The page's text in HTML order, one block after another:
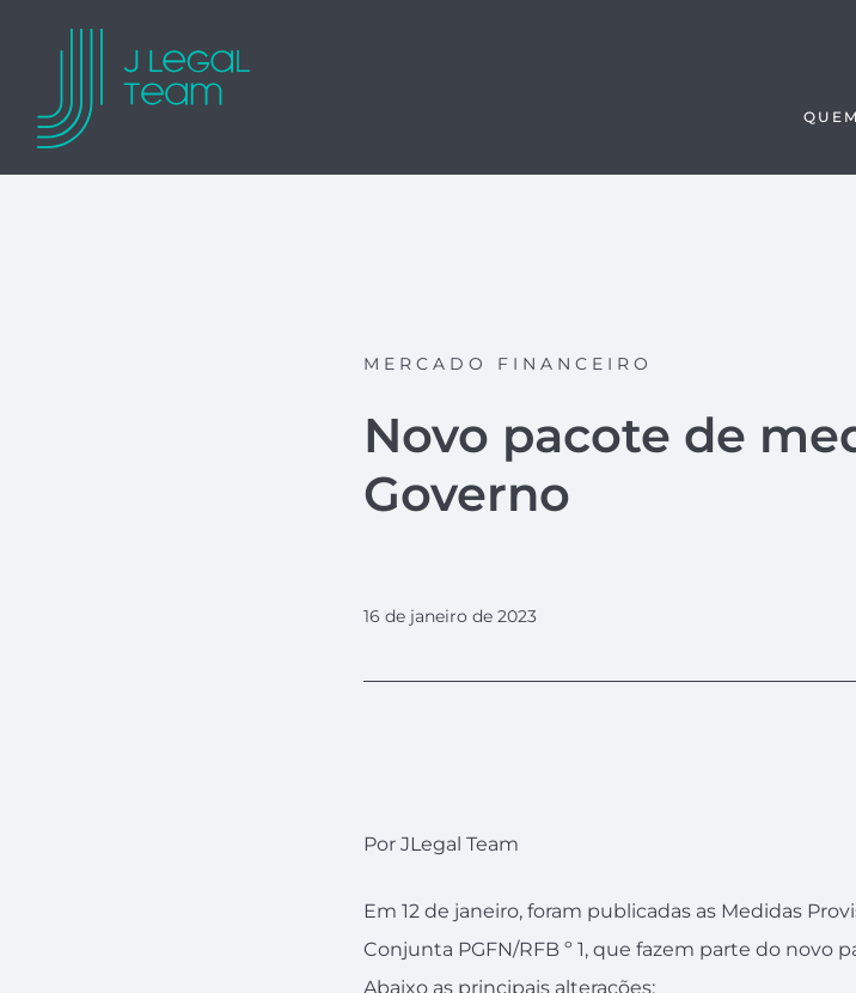
MERCADO FINANCEIRO
Novo pacote de
Governo
16 de janeiro de 2023
Por JLegal Team
Em 12 de janeiro, foram publicadas as Medidas
Conjunta PGFN/RFB º 1, que fazem parte do novo
Abaixo as principais alterações: